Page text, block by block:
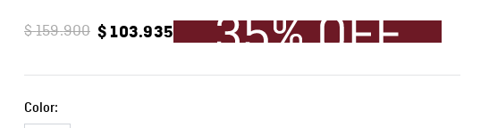
$159.900 $ 103.935
Color: